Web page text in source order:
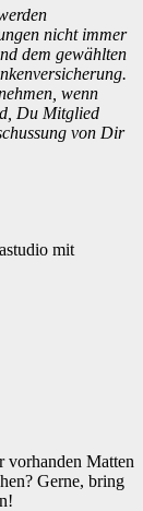
nicht immer
dem gewählten
wenn
Du Mitglied
von Dir
mit
vorhanden Matten
Gerne, bring